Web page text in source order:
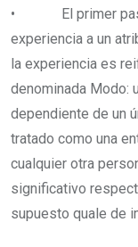
• El primer paso
experiencia a un
la experiencia es
denominada Modo:
dependiente de un
tratado como una
cualquier otra
significativo
supuesto quale de